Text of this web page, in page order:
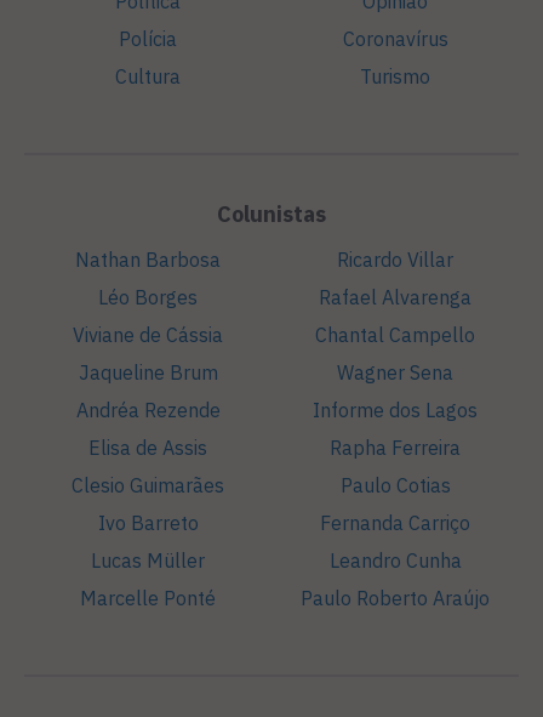
Polícia
Cultura
Coronavírus
Turismo
Colunistas
Nathan Barbosa
Léo Borges
Viviane de Cássia
Jaqueline Brum
Andréa Rezende
Elisa de Assis
Clesio Guimarães
Ivo Barreto
Lucas Müller
Marcelle Ponté
Ricardo Villar
Rafael Alvarenga
Chantal Campello
Wagner Sena
Informe dos Lagos
Rapha Ferreira
Paulo Cotias
Fernanda Carriço
Leandro Cunha
Paulo Roberto Araújo